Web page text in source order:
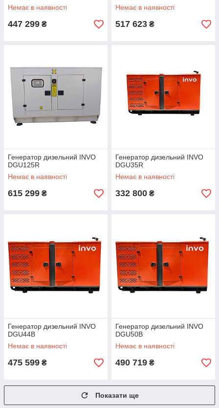
Немає в наявності
447 299 ₴
Немає в наявності
517 623 ₴
Генератор дизельний INVO
DGU125R
Немає в наявності
615 299 ₴
Генератор дизельний INVO
DGU35R
Немає в наявності
332 800 ₴
Генератор дизельний INVO
DGU44B
Немає в наявності
475 599 ₴
Генератор дизельний INVO
DGU50B
Немає в наявності
490 719 ₴
Показати ще